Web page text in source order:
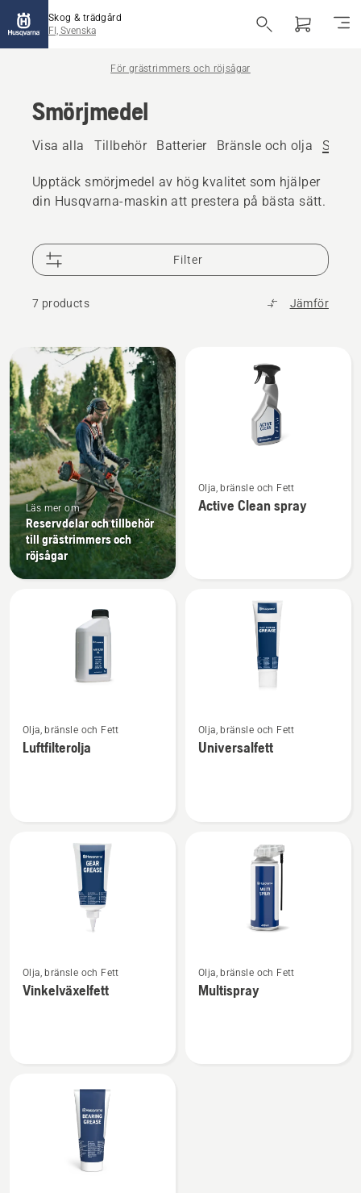
Skog & trädgård
FI, Svenska
För grästrimmers och röjsågar
Smörjmedel
Visa alla Tillbehör Batterier Bränsle och olja
Upptäck smörjmedel av hög kvalitet som hjälper
din Husqvarna-maskin att prestera på bästa sätt.
Filter
7 products Jämför
Alla
produkter
Läs mer om
Reservdelar och tillbehör
till grästrimmers och
röjsågar
mer
information
Olja, bränsle och Fett
Active Clean spray
mer
information
Olja, bränsle och Fett
Luftfilterolja
mer
information
Olja, bränsle och Fett
Universalfett
mer
information
Olja, bränsle och Fett
Vinkelväxelfett
mer
information
Olja, bränsle och Fett
Multispray